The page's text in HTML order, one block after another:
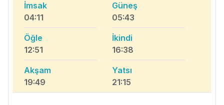
İmsak
04:11
Güneş
05:43
Öğle
12:51
İkindi
16:38
Akşam
19:49
Yatsı
21:15